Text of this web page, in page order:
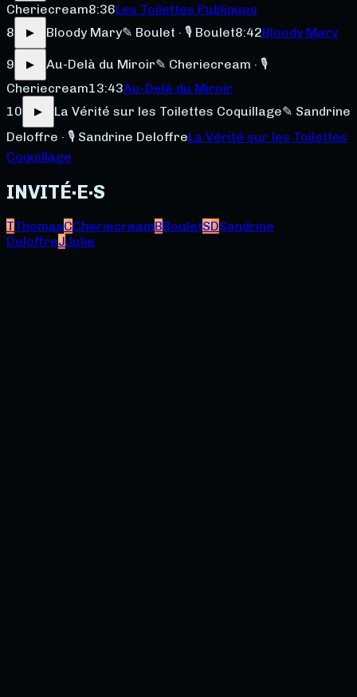
Cheriecream8:36Les Toilettes Publiques
8
▶ Bloody Mary✎ Boulet · 🎙 Boulet8:42Bloody Mary
9 ▶ Au-Delà du Miroir✎ Cheriecream · 🎙
Cheriecream13:43Au-Delà du Miroir
10
▶ La Vérité sur les Toilettes Coquillage✎ Sandrine
Deloffre · 🎙 Sandrine DeloffreLa Vérité sur les Toilettes
Coquillage
INVITÉ·E·S
TThomasCCheriecreamBBouletSDSandrine
DeloffreJJulie